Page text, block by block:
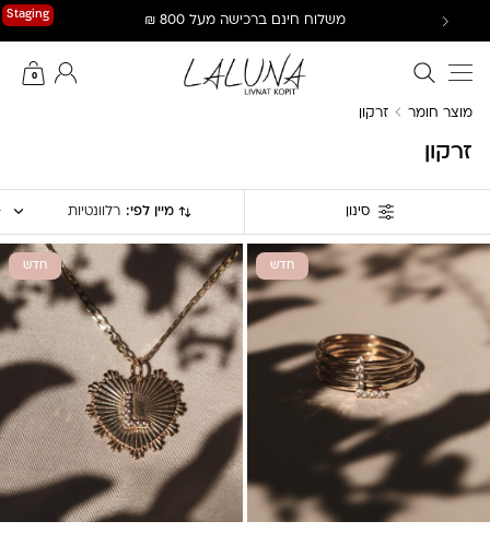
Staging משלוח חינם ברכישה מעל 800 ₪
חיפוש באתר
0
החשבון שלי
מוצר חומר זרקון
זרקון
סינון מיין לפי: רלוונטיות
חדש חדש